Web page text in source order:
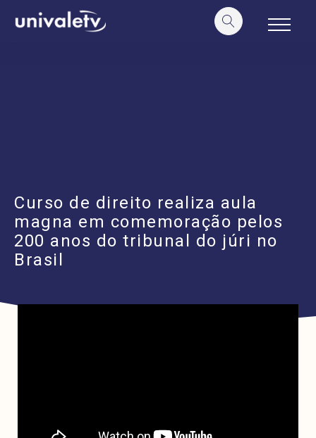
conteúdo
Curso de direito realiza aula
magna em comemoração pelos
200 anos do tribunal do júri no
Brasil